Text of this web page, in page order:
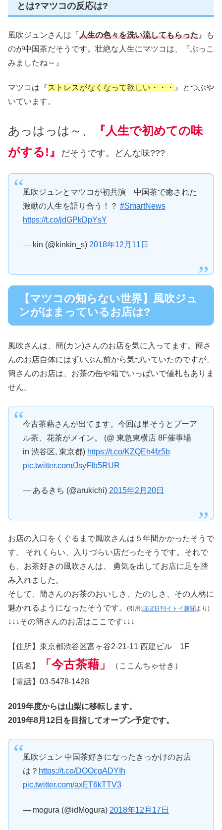
とは?マツコの反応は?
風吹ジュンさんは『人生の色々を洗い流してもらった 』も
のが中国茶だそうです。壮絶な人生にマツコは、『ぶっこ
みましたね～』
マツコは『 ストレスがなくなって欲しい・・・ 』とつぶや
いています。
あっはっは～、
『人生で初めての味
がする!』
だそうです。どんな味???
風吹ジュンとマツコが初共演 中国茶で癒された
激動の人生を語り合う！？ #SmartNews
https://t.co/jdGPkDpYsY
— kin (@kinkin_s) 2018年12月11日
【マツコの知らない世界】風吹ジュ
ンがはまっているお店は?
風吹さんは、簡(カン)さんのお店を気に入ってます。簡さ
んのお店自体にはずいぶん前から気づいていたのですが、
簡さんのお店は、お茶の缶や箱でいっぱいで値札もありま
せん。
今古茶藉さんが出てます。今回は単そうとプーア
ル茶、花茶がメイン。 (@ 東急東横店 8F催事場
in 渋谷区, 東京都) https://t.co/KZQEh4fz5b
pic.twitter.com/JsyFIb5RUR
— あるきち (@arukichi) 2015年2月20日
お店の入口をくぐるまで風吹さんは５年間かかったそうで
す。 それくらい、入りづらい店だったそうです。それで
も、お茶好きの風吹さんは、 勇気を出してお店に足を踏
み入れました。
そして、簡さんのお茶のおいしさ、たのしさ、その人柄に
魅かれるようになったそうです。
(引用:ほぼ日刊イトイ新聞 より)
↓↓↓その簡さんのお店はここです↓↓↓
【住所】東京都渋谷区富ヶ谷2-21-11 西建ビル 1F
【店名】 「今古茶藉」
（ここんちゃせき）
【電話】03-5478-1428
2019年度からは山梨に移転します。
2019年8月12日を目指してオープン予定です。
風吹ジュン 中国茶好きになったきっかけのお店
は？ https://t.co/DOOcgADYIh
pic.twitter.com/axET6kTTV3
— mogura (@idMogura) 2018年12月17日